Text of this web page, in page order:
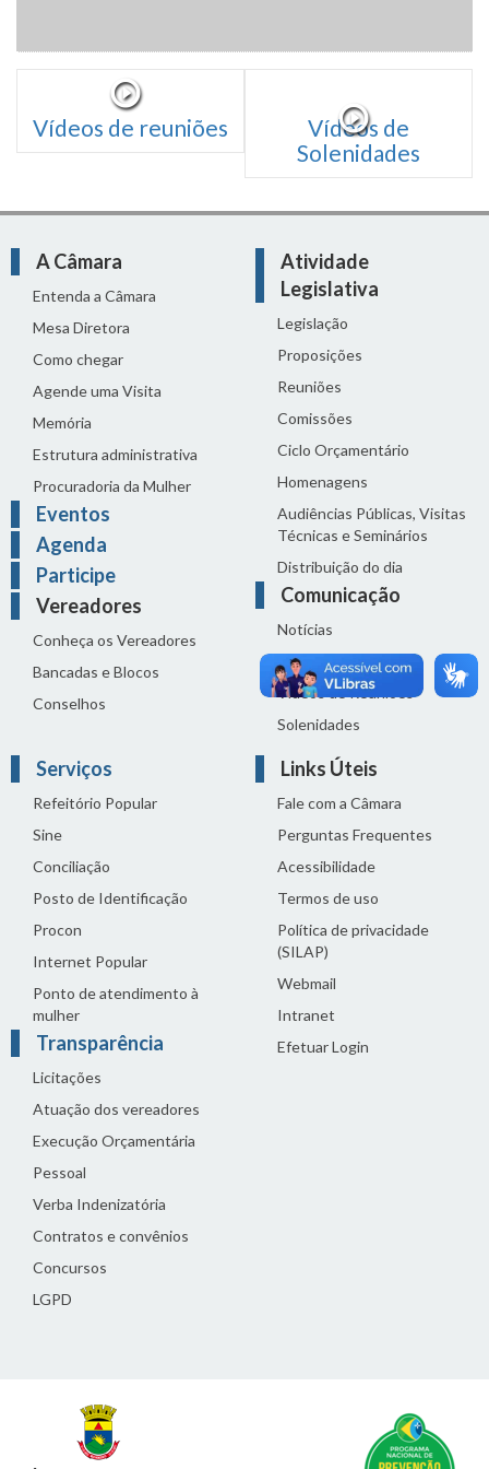
Vídeos de reuniões
Vídeos de
Solenidades
A Câmara
Entenda a Câmara
Mesa Diretora
Como chegar
Agende uma Visita
Memória
Estrutura administrativa
Procuradoria da Mulher
Eventos
Agenda
Participe
Vereadores
Conheça os Vereadores
Bancadas e Blocos
Conselhos
Atividade
Legislativa
Legislação
Proposições
Reuniões
Comissões
Ciclo Orçamentário
Homenagens
Audiências Públicas, Visitas
Técnicas e Seminários
Distribuição do dia
Comunicação
Notícias
Sala de Imprensa
Vídeos de Reuniões
Solenidades
Serviços
Refeitório Popular
Sine
Conciliação
Posto de Identificação
Procon
Internet Popular
Ponto de atendimento à
mulher
Transparência
Licitações
Atuação dos vereadores
Execução Orçamentária
Pessoal
Verba Indenizatória
Contratos e convênios
Concursos
LGPD
Links Úteis
Fale com a Câmara
Perguntas Frequentes
Acessibilidade
Termos de uso
Política de privacidade
(SILAP)
Webmail
Intranet
Efetuar Login